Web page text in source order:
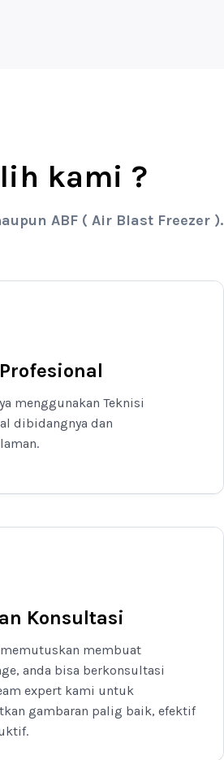
kami ?
ABF ( Air Blast Freezer ).
menggunakan Teknisi
dibidangnya dan
Konsultasi
membuat
anda bisa berkonsultasi
expert kami untuk
gambaran palig baik, efektif